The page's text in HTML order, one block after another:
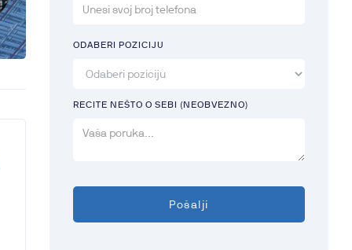
ODABERI POZICIJU
RECITE NEŠTO O SEBI (NEOBVEZNO)